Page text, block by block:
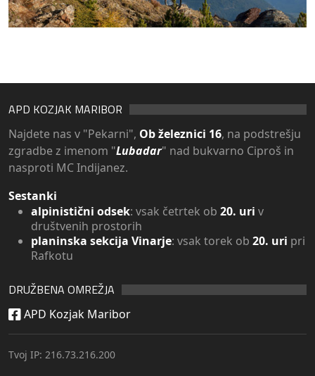
APD KOZJAK MARIBOR
Najdete nas v "Pekarni", Ob železnici 16, na podstrešju
zgradbe z imenom "Lubadar" nad bukvarno Ciproš in
nasproti MC Indijanez.
Sestanki
alpinistični odsek: vsak četrtek ob 20. uri v
društvenih prostorih
planinska sekcija Vinarje: vsak torek ob 20. uri pri
Rafkotu
DRUŽBENA OMREŽJA
APD Kozjak Maribor
Tvoj IP: 216.73.216.200